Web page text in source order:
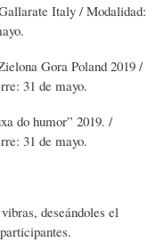
Italy / Modalidad:
Gora Poland 2019 /
31 de mayo.
do humor” 2019. /
31 de mayo.
deseándoles el